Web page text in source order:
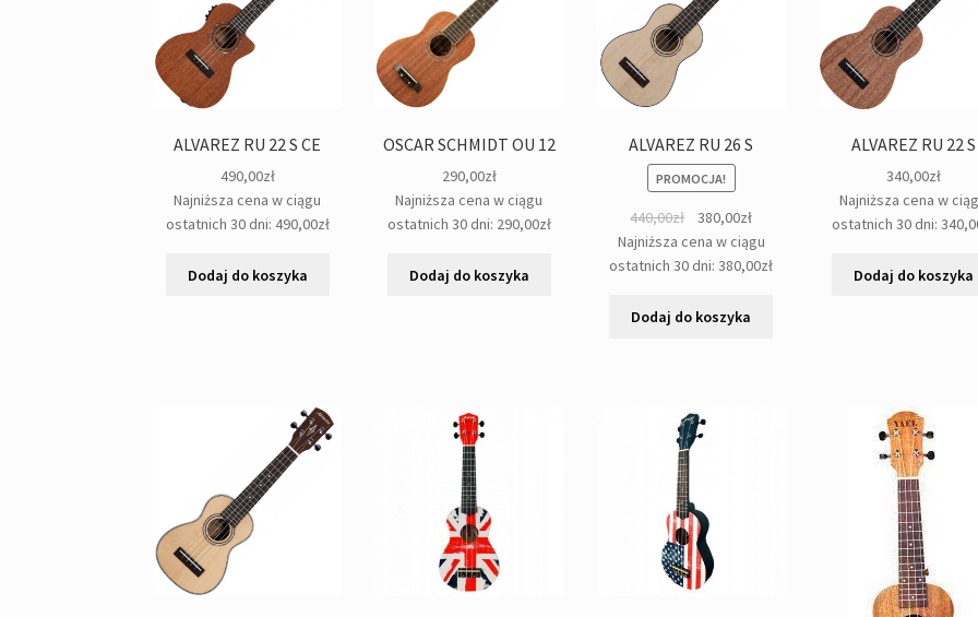
ALVAREZ RU 22 S CE
490,00zł
Najniższa cena w ciągu
ostatnich 30 dni: 490,00zł
Dodaj do koszyka
OSCAR SCHMIDT OU 12
290,00zł
Najniższa cena w ciągu
ostatnich 30 dni: 290,00zł
Dodaj do koszyka
ALVAREZ RU 26 S
PROMOCJA!
440,00zł
Pierwotna
cena
wynosiła:
380,00złAktualna
cena
wynosi:
Najniższa cena w ciągu
ostatnich 30 dni:380,00zł
Dodaj do koszyka
ALVAREZ RU 22 S
340,00zł
Najniższa cena w
ostatnich 30 dni:
Dodaj do koszyka